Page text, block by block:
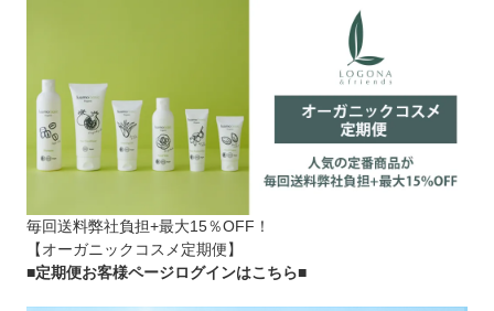
毎回送料弊社負担+最大15％OFF！
【オーガニックコスメ定期便】
■定期便お客様ページログインはこちら■